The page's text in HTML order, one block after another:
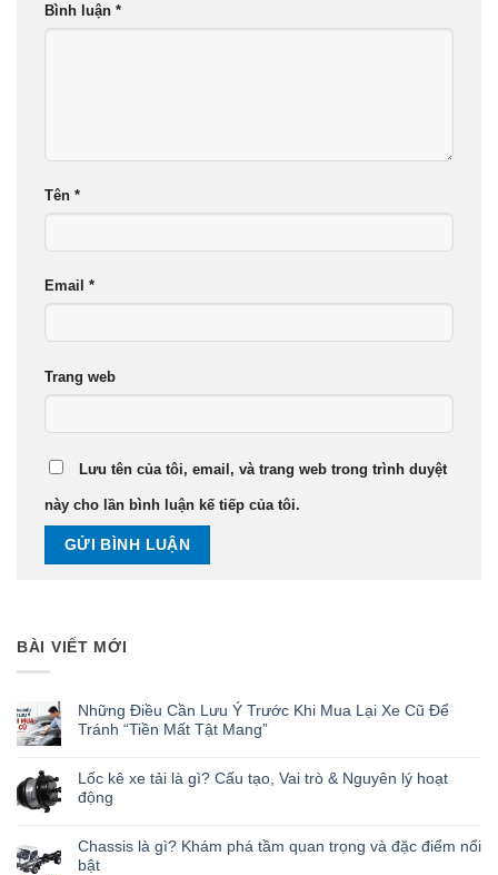
Bình luận *
Tên *
Email *
Trang web
Lưu tên của tôi, email, và trang web trong trình duyệt
này cho lần bình luận kế tiếp của tôi.
BÀI VIẾT MỚI
Những Điều Cần Lưu Ý Trước Khi Mua Lại Xe Cũ Để
Tránh “Tiền Mất Tật Mang”
Lốc kê xe tải là gì? Cấu tạo, Vai trò & Nguyên lý hoạt
động
Chassis là gì? Khám phá tầm quan trọng và đặc điểm nổi
bật